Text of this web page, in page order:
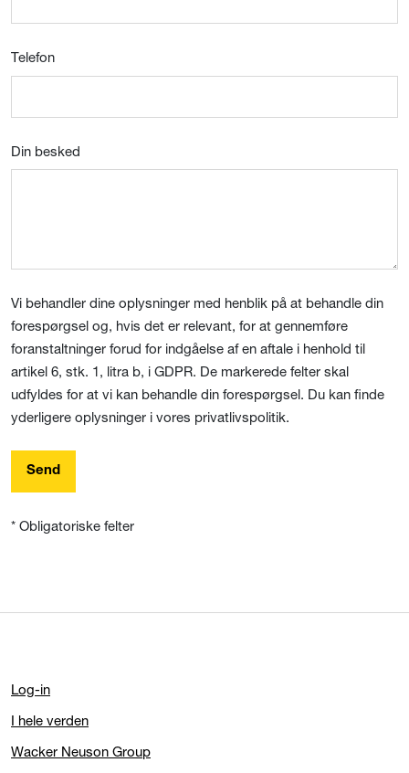
Telefon
Din besked
Vi behandler dine oplysninger med henblik på at behandle din
forespørgsel og, hvis det er relevant, for at gennemføre
foranstaltninger forud for indgåelse af en aftale i henhold til
artikel 6, stk. 1, litra b, i GDPR. De markerede felter skal
udfyldes for at vi kan behandle din forespørgsel. Du kan finde
yderligere oplysninger i vores privatlivspolitik.
Send
* Obligatoriske felter
Log-in
I hele verden
Wacker Neuson Group